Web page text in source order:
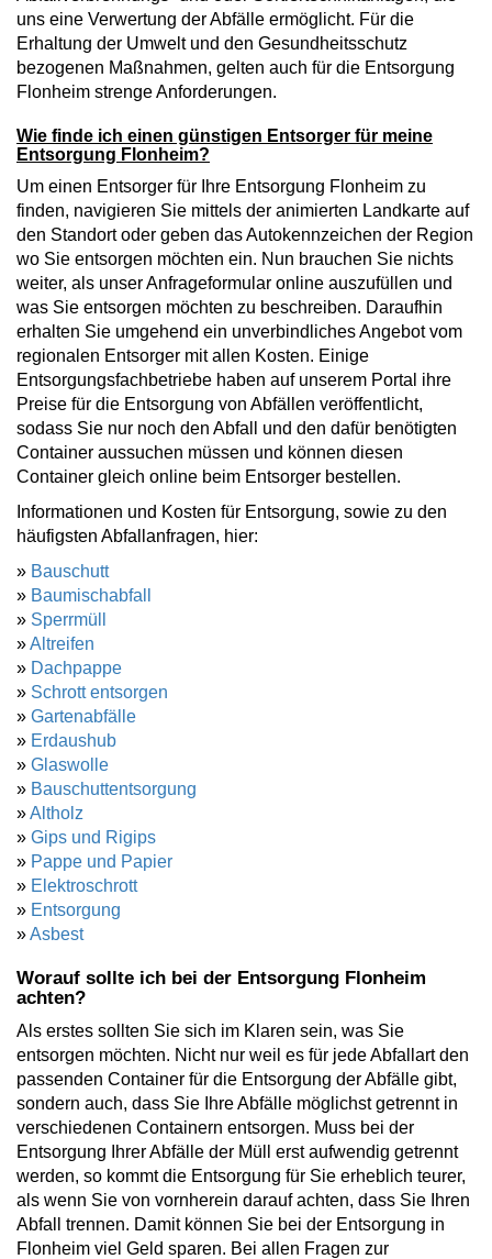
uns eine Verwertung der Abfälle ermöglicht. Für die
Erhaltung der Umwelt und den Gesundheitsschutz
bezogenen Maßnahmen, gelten auch für die Entsorgung
Flonheim strenge Anforderungen.
Wie finde ich einen günstigen Entsorger für meine
Entsorgung Flonheim?
Um einen Entsorger für Ihre Entsorgung Flonheim zu
finden, navigieren Sie mittels der animierten Landkarte auf
den Standort oder geben das Autokennzeichen der Region
wo Sie entsorgen möchten ein. Nun brauchen Sie nichts
weiter, als unser Anfrageformular online auszufüllen und
was Sie entsorgen möchten zu beschreiben. Daraufhin
erhalten Sie umgehend ein unverbindliches Angebot vom
regionalen Entsorger mit allen Kosten. Einige
Entsorgungsfachbetriebe haben auf unserem Portal ihre
Preise für die Entsorgung von Abfällen veröffentlicht,
sodass Sie nur noch den Abfall und den dafür benötigten
Container aussuchen müssen und können diesen
Container gleich online beim Entsorger bestellen.
Informationen und Kosten für Entsorgung, sowie zu den
häufigsten Abfallanfragen, hier:
» Bauschutt
» Baumischabfall
» Sperrmüll
»Altreifen
» Dachpappe
» Schrott entsorgen
» Gartenabfälle
» Erdaushub
» Glaswolle
» Bauschuttentsorgung
»Altholz
» Gips und Rigips
» Pappe und Papier
» Elektroschrott
» Entsorgung
»Asbest
Worauf sollte ich bei der Entsorgung Flonheim
achten?
Als erstes sollten Sie sich im Klaren sein, was Sie
entsorgen möchten. Nicht nur weil es für jede Abfallart den
passenden Container für die Entsorgung der Abfälle gibt,
sondern auch, dass Sie Ihre Abfälle möglichst getrennt in
verschiedenen Containern entsorgen. Muss bei der
Entsorgung Ihrer Abfälle der Müll erst aufwendig getrennt
werden, so kommt die Entsorgung für Sie erheblich teurer,
als wenn Sie von vornherein darauf achten, dass Sie Ihren
Abfall trennen. Damit können Sie bei der Entsorgung in
Flonheim viel Geld sparen. Bei allen Fragen zur